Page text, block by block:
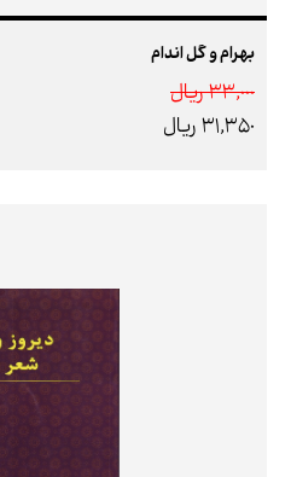
بهرام و گل اندام
33,000 ريال
31,350 ريال